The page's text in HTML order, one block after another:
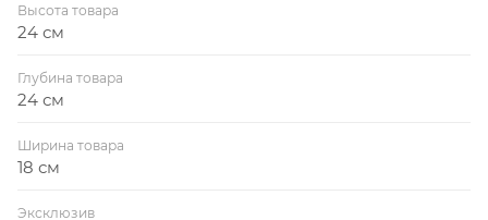
Высота товара
24 см
Глубина товара
24 см
Ширина товара
18 см
Эксклюзив